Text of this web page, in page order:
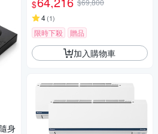
身
-B 10公斤熱泵除濕式乾衣機
(贈專用層架)
$
$69,800
4(1)
限時下殺 贈品
加入購物車